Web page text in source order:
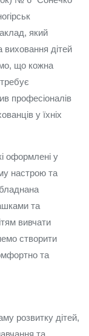
який
дітей
що кожна
професіоналів
у їхніх
оформлені у
настрою та
та
вивчати
створити
та
розвитку дітей,
та